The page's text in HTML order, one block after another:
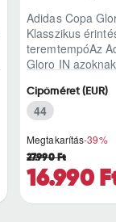
Adidas Copa
Klasszikus
teremtempóAz
Gloro IN
természetes lab..
Megtakarítás-39%
16.990
27.990 Ft
Cipőméret (EUR)
44